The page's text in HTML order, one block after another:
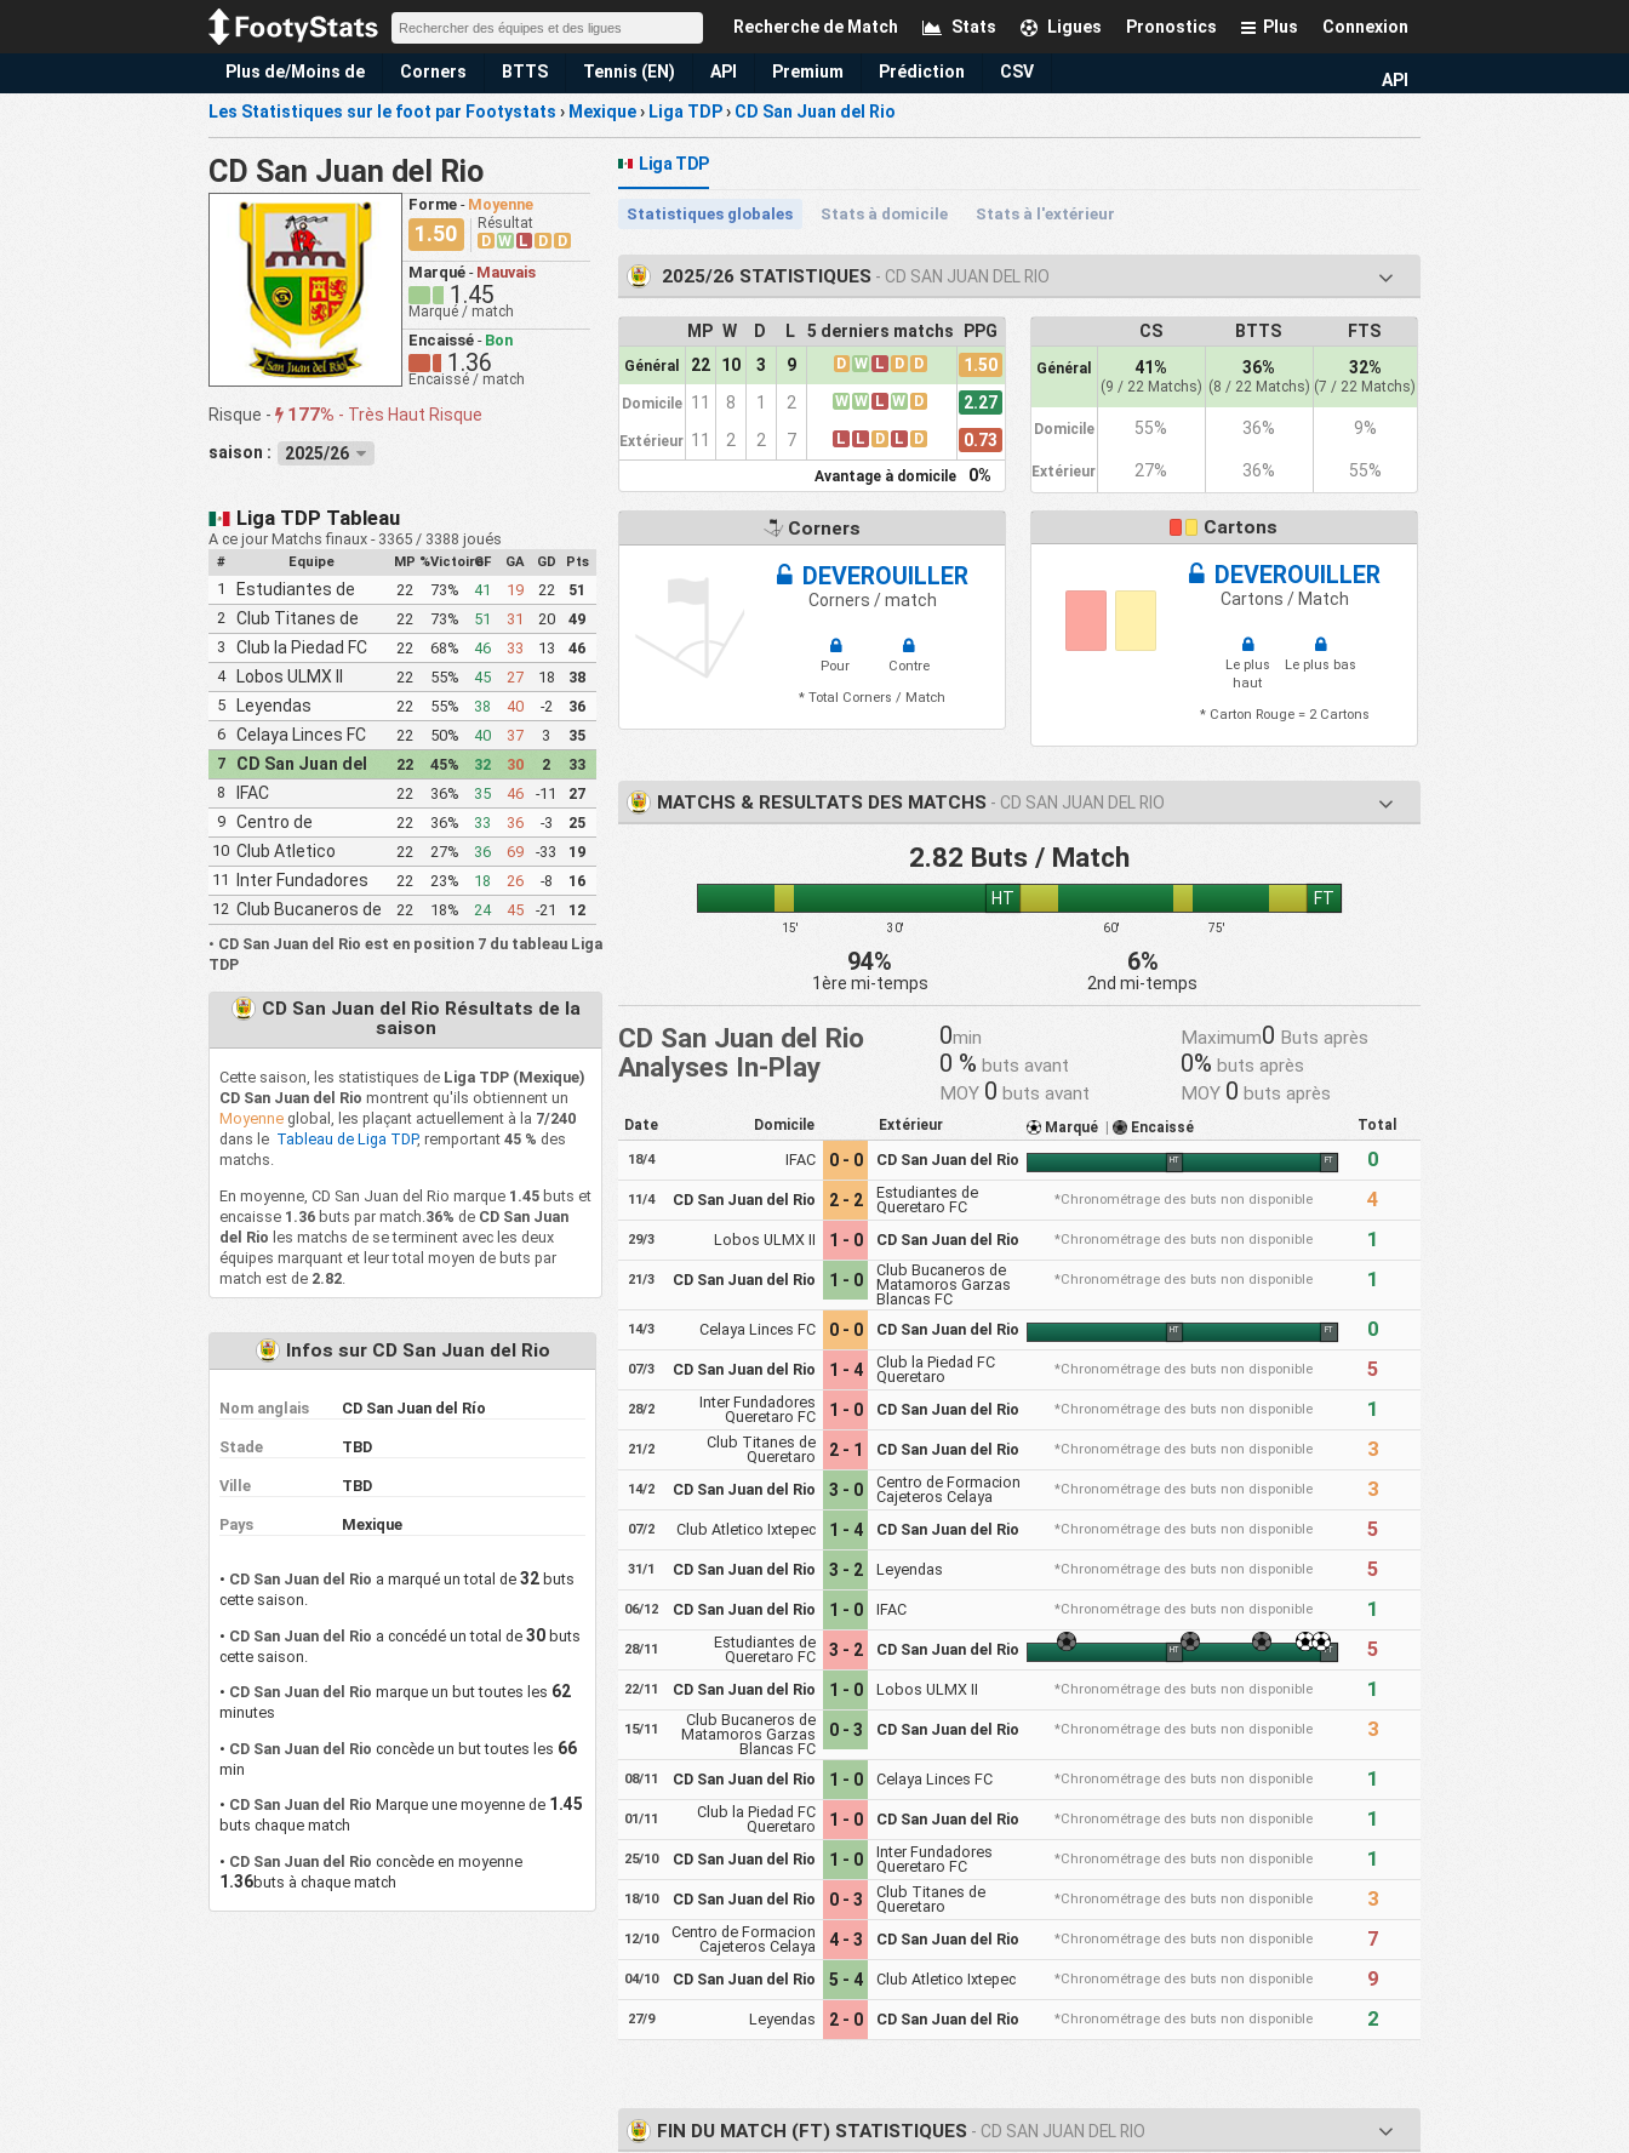
Connexion
Plus
Pronostics
Ligues
Stats
Recherche de Match
API
Plus de/Moins de Corners BTTS Tennis (EN) API Premium Prédiction CSV
Les Statistiques sur le foot par Footystats › Mexique› Liga TDP› CD San Juan del Rio
CD San Juan del Rio
Forme - Moyenne
1.50 Résultat
D W L D D
Marqué - Mauvais
1.45
Marqué / match
Encaissé - Bon
1.36
Encaissé / match
Risque - 177% - Très Haut Risque
saison :
2025/26
Liga TDP Tableau
A ce jour Matchs finaux - 3365 / 3388 joués
# Equipe MP %VictoireGF GA GD Pts
1
Estudiantes de
Queretaro FC
22 73% 41 19 22
51
2
Club Titanes de
Queretaro
22 73% 51 31 20
49
3
Club la Piedad FC
Queretaro
22 68% 46 33 13
46
4
Lobos ULMX II 22 55% 45 27 18
38
5
Leyendas 22 55% 38 40 -2
36
6
Celaya Linces FC 22 50% 40 37 3
35
7
CD San Juan del
Rio
22 45% 32 30 2
33
8
IFAC 22 36% 35 46 -11
27
9
Centro de
Formacion
Cajeteros Celaya
22 36% 33 36 -3
25
10 Club Atletico
Ixtepec
22 27% 36 69 -33
19
11
Inter Fundadores
Queretaro FC
22 23% 18 26 -8
16
12 Club Bucaneros de
Matamoros Garzas
Blancas FC
22 18% 24 45 -21
12
• CD San Juan del Rio est en position 7 du tableau Liga
TDP
CD San Juan del Rio Résultats de la
saison
Cette saison, les statistiques de Liga TDP (Mexique)
CD San Juan del Rio montrent qu'ils obtiennent un
Moyenneglobal, les plaçant actuellement à la 7/240
dans le Tableau de Liga TDP, remportant 45 % des
matchs.
En moyenne, CD San Juan del Rio marque 1.45buts et
encaisse 1.36buts par match. 36% de CD San Juan
del Rio les matchs de se terminent avec les deux
équipes marquant et leur total moyen de buts par
match est de 2.82.
Infos sur CD San Juan del Rio
Nom anglais CD San Juan del Río
Stade TBD
Ville TBD
Pays Mexique
• CD San Juan del Rio a marqué un total de32 buts
cette saison.
• CD San Juan del Rio a concédé un total de30 buts
cette saison.
• CD San Juan del Rio marque un but toutes les 62
minutes
• CD San Juan del Rio concède un but toutes les 66
min
• CD San Juan del Rio Marque une moyenne de 1.45
buts chaque match
• CD San Juan del Rio concède en moyenne
1.36buts à chaque match
Liga TDP
Statistiques globales Stats à domicile Stats à l'extérieur
2025/26 STATISTIQUES - CD SAN JUAN DEL RIO
MP W D L 5 derniers matchs PPG
Général 22 10 3 9 D W L D D 1.50
Domicile 11 8 1 2 W W L W D 2.27
Extérieur 11 2 2 7 L L D L D 0.73
Avantage à domicile 0%
CS BTTS FTS
Général 41%
(9 / 22 Matchs)
36%
(8 / 22 Matchs)
32%
(7 / 22 Matchs)
Domicile 55% 36% 9%
Extérieur 27% 36% 55%
Corners
DEVEROUILLER
Corners / match
Pour
Contre
* Total Corners / Match
Cartons
DEVEROUILLER
Cartons / Match
Le plus
haut
Le plus bas
* Carton Rouge = 2 Cartons
MATCHS & RESULTATS DES MATCHS - CD SAN JUAN DEL RIO
2.82 Buts / Match
15' 30'
HT
60' 75'
FT
94%
1ère mi-temps
6%
2nd mi-temps
CD San Juan del Rio
Analyses In-Play
0min Maximum0 Buts après
0 % buts avant 0% buts après
MOY 0 buts avant MOY 0 buts après
Date Domicile Extérieur Marqué Encaissé Total
18/4 IFAC 0 - 0 CD San Juan del Rio HT FT 0
11/4 CD San Juan del Rio 2 - 2
Estudiantes de
Queretaro FC
*Chronométrage des buts non disponible 4
29/3 Lobos ULMX II 1 - 0 CD San Juan del Rio *Chronométrage des buts non disponible 1
21/3 CD San Juan del Rio 1 - 0
Club Bucaneros de
Matamoros Garzas
Blancas FC
*Chronométrage des buts non disponible 1
14/3 Celaya Linces FC 0 - 0 CD San Juan del Rio HT FT 0
07/3 CD San Juan del Rio 1 - 4
Club la Piedad FC
Queretaro
*Chronométrage des buts non disponible 5
28/2
Inter Fundadores
Queretaro FC
1 - 0 CD San Juan del Rio *Chronométrage des buts non disponible 1
21/2
Club Titanes de
Queretaro
2 - 1 CD San Juan del Rio *Chronométrage des buts non disponible 3
14/2 CD San Juan del Rio 3 - 0
Centro de Formacion
Cajeteros Celaya
*Chronométrage des buts non disponible 3
07/2 Club Atletico Ixtepec 1 - 4 CD San Juan del Rio *Chronométrage des buts non disponible 5
31/1 CD San Juan del Rio 3 - 2 Leyendas *Chronométrage des buts non disponible 5
06/12 CD San Juan del Rio 1 - 0 IFAC *Chronométrage des buts non disponible 1
28/11
Estudiantes de
Queretaro FC
3 - 2 CD San Juan del Rio HT FT 5
22/11 CD San Juan del Rio 1 - 0 Lobos ULMX II *Chronométrage des buts non disponible 1
15/11
Club Bucaneros de
Matamoros Garzas
Blancas FC
0 - 3 CD San Juan del Rio *Chronométrage des buts non disponible 3
08/11 CD San Juan del Rio 1 - 0 Celaya Linces FC *Chronométrage des buts non disponible 1
01/11
Club la Piedad FC
Queretaro
1 - 0 CD San Juan del Rio *Chronométrage des buts non disponible 1
25/10 CD San Juan del Rio 1 - 0
Inter Fundadores
Queretaro FC
*Chronométrage des buts non disponible 1
18/10 CD San Juan del Rio 0 - 3
Club Titanes de
Queretaro
*Chronométrage des buts non disponible 3
12/10
Centro de Formacion
Cajeteros Celaya
4 - 3 CD San Juan del Rio *Chronométrage des buts non disponible 7
04/10 CD San Juan del Rio 5 - 4 Club Atletico Ixtepec *Chronométrage des buts non disponible 9
27/9 Leyendas 2 - 0 CD San Juan del Rio *Chronométrage des buts non disponible 2
FIN DU MATCH (FT) STATISTIQUES - CD SAN JUAN DEL RIO